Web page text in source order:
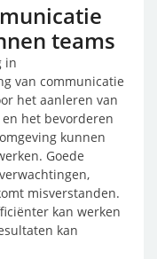
teams
in
van communicatie
het aanleren van
het bevorderen
kunnen
Goede
misverstanden.
kan werken
kan